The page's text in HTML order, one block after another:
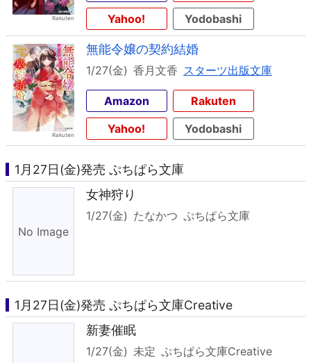
Yahoo!
Yodobashi
無能令嬢の契約結婚
1/27(金) 香月文香 スターツ出版文庫
Amazon
Rakuten
Yahoo!
Yodobashi
1月27日(金)発売 ぷちぱら文庫
女神狩り
1/27(金) たなかつ ぷちぱら文庫
1月27日(金)発売 ぷちぱら文庫Creative
新妻催眠
1/27(金) 未定 ぷちぱら文庫Creative